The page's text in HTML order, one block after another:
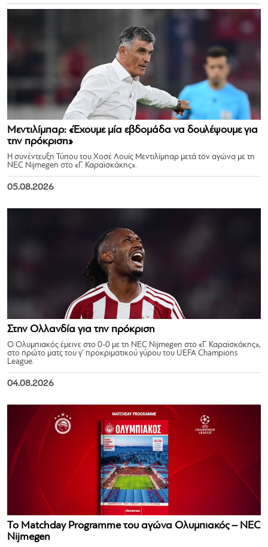
Μεντιλίμπαρ: «Έχουμε μία εβδομάδα να δουλέψουμε για
την πρόκριση»
Η συνέντευξη Τύπου του Χοσέ Λουίς Μεντιλίμπαρ μετά τον αγώνα με τη
NEC Nijmegen στο «Γ. Καραϊσκάκης».
05.08.2026
Στην Ολλανδία για την πρόκριση
Ο Ολυμπιακός έμεινε στο 0-0 με τη NEC Nijmegen στο «Γ. Καραϊσκάκης»,
στο πρώτο ματς του γ’ προκριματικού γύρου του UEFA Champions
League.
04.08.2026
Το Matchday Programme του αγώνα Ολυμπιακός – NEC
Nijmegen